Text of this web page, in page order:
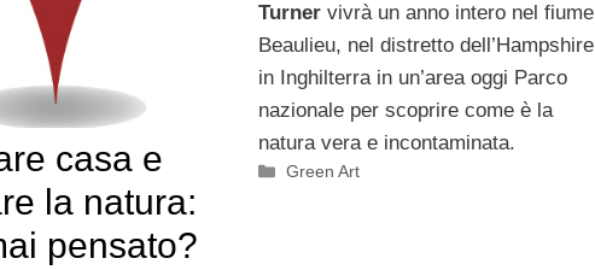
Turnervivrà un anno intero nel fiume
Beaulieu, nel distretto dell’Hampshire
in Inghilterra in un’area oggi Parco
nazionale per scoprire come è la
natura vera e incontaminata.
Categorie
Green Art
casa e
la natura:
pensato?